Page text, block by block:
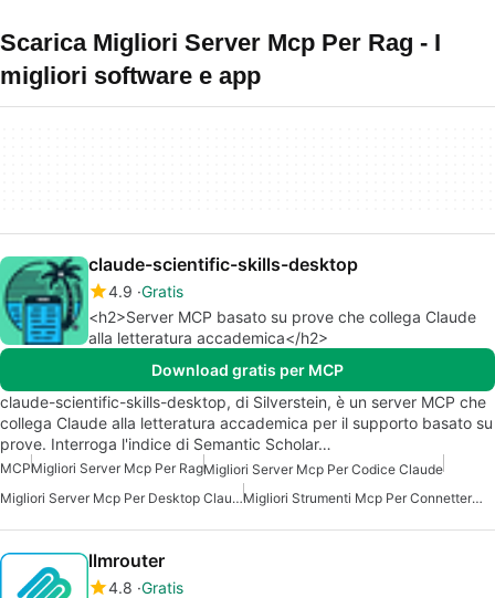
Scarica Migliori Server Mcp Per Rag - I
migliori software e app
claude-scientific-skills-desktop
4.9 Gratis
<h2>Server MCP basato su prove che collega Claude
alla letteratura accademica</h2>
Download gratis per MCP
claude-scientific-skills-desktop, di Silverstein, è un server MCP che
collega Claude alla letteratura accademica per il supporto basato su
prove. Interroga l'indice di Semantic Scholar…
MCPMigliori Server Mcp Per RagMigliori Server Mcp Per Codice Claude
Migliori Server Mcp Per Desktop Claude
Migliori Strumenti Mcp Per Connettersi Ai Dati
llmrouter
4.8 Gratis